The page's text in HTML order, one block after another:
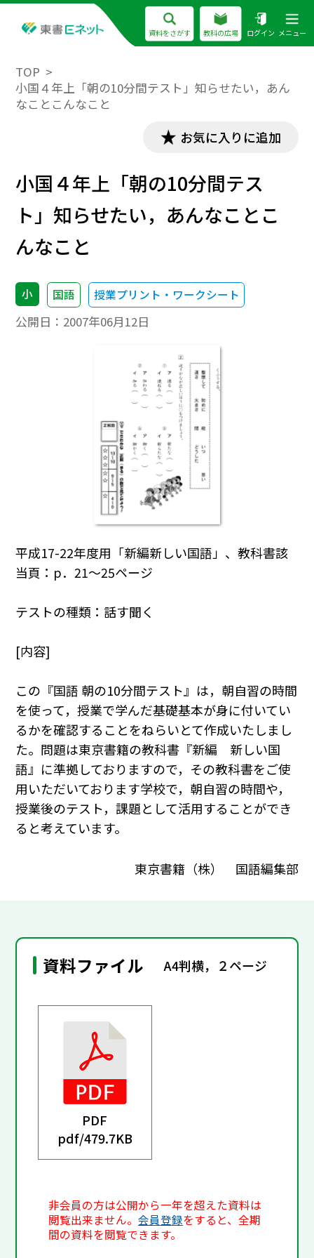
資料をさがす 教科の広場 ログイン メニュー
TOP
小国４年上「朝の10分間テスト」知らせたい，あん
なことこんなこと
お気に入りに追加
小国４年上「朝の10分間テス
ト」知らせたい，あんなことこ
んなこと
小 国語 授業プリント・ワークシート
公開日： 2007年06月12日
平成17-22年度用「新編新しい国語」、教科書該
当頁：p．21～25ページ
テストの種類：話す聞く
[内容]
この『国語 朝の10分間テスト』は，朝自習の時間
を使って，授業で学んだ基礎基本が身に付いてい
るかを確認することをねらいとて作成いたしまし
た。問題は東京書籍の教科書『新編 新しい国
語』に準拠しておりますので，その教科書をご使
用いただいております学校で，朝自習の時間や，
授業後のテスト，課題として活用することができ
ると考えています。
東京書籍（株） 国語編集部
資料ファイル A4判横，２ページ
PDF
pdf/479.7KB
非会員の方は公開から一年を超えた資料は
閲覧出来ません。会員登録をすると、全期
間の資料を閲覧できます。